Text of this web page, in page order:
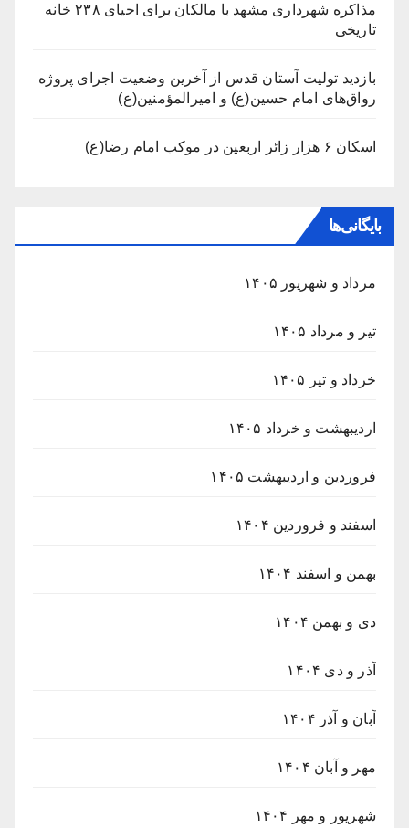
مذاکره شهرداری مشهد با مالکان برای احیای ۲۳۸ خانه
تاریخی
بازدید تولیت آستان قدس از آخرین وضعیت اجرای پروژه
رواق‌های امام حسین(ع) و امیرالمؤمنین(ع)
اسکان ۶ هزار زائر اربعین در موکب امام رضا(ع)
بایگانی‌ها
مرداد و شهریور ۱۴۰۵
تیر و مرداد ۱۴۰۵
خرداد و تیر ۱۴۰۵
اردیبهشت و خرداد ۱۴۰۵
فروردین و اردیبهشت ۱۴۰۵
اسفند و فروردین ۱۴۰۴
بهمن و اسفند ۱۴۰۴
دی و بهمن ۱۴۰۴
آذر و دی ۱۴۰۴
آبان و آذر ۱۴۰۴
مهر و آبان ۱۴۰۴
شهریور و مهر ۱۴۰۴